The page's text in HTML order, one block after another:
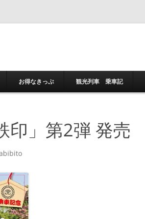
お得なきっぷ 観光列車 乗車記
印」第2弾 発売